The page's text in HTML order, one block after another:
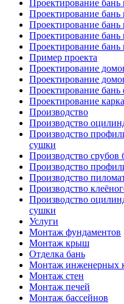
Проектирование бань
Проектирование бань
Проектирование бань
Проектирование бань
Проектирование бань
Пример проекта
Проектирование
Проектирование
Проектирование бань
Проектирование
Производство
Производство
Производство
сушки
Производство срубов
Производство
Производство
Производство
Производство
сушки
Услуги
Монтаж фундаментов
Монтаж крыш
Отделка бань
Монтаж инженерных
Монтаж стен
Монтаж печей
Монтаж бассейнов